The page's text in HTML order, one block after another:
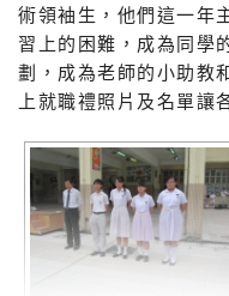
術領袖生，他們這一年
習上的困難，成為同學
劃，成為老師的小助教
上就職禮照片及名單讓